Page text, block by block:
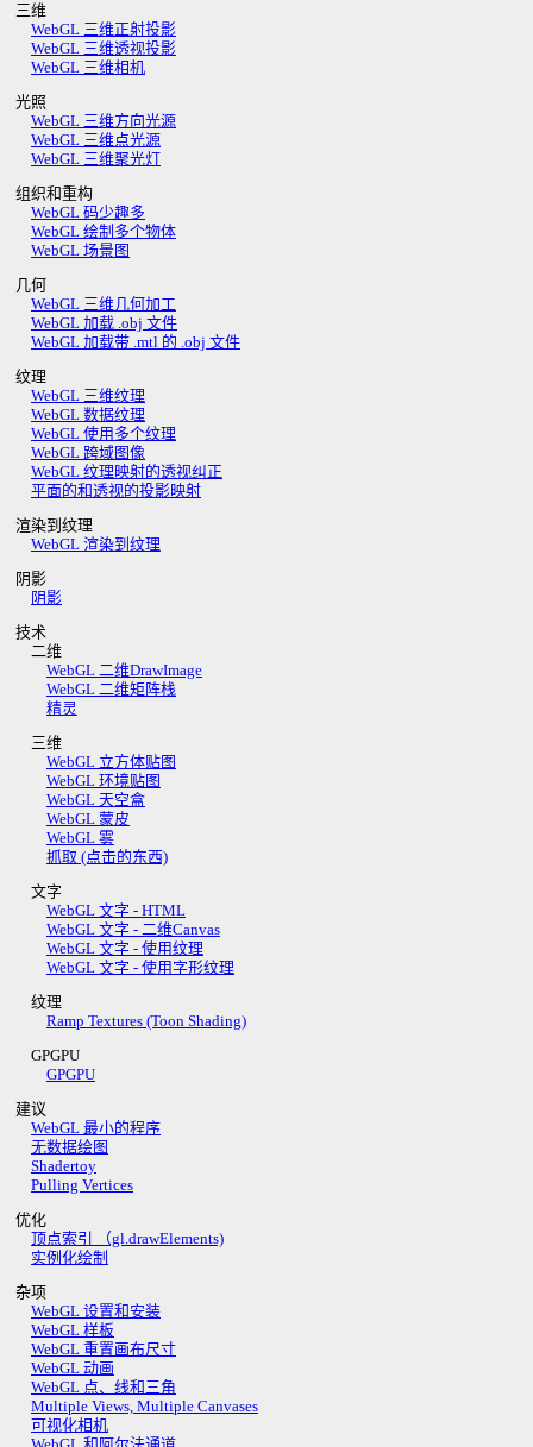
三维
WebGL 三维正射投影
WebGL 三维透视投影
WebGL 三维相机
光照
WebGL 三维方向光源
WebGL 三维点光源
WebGL 三维聚光灯
组织和重构
WebGL 码少趣多
WebGL 绘制多个物体
WebGL 场景图
几何
WebGL 三维几何加工
WebGL 加载 .obj 文件
WebGL 加载带 .mtl 的 .obj 文件
纹理
WebGL 三维纹理
WebGL 数据纹理
WebGL 使用多个纹理
WebGL 跨域图像
WebGL 纹理映射的透视纠正
平面的和透视的投影映射
渲染到纹理
WebGL 渲染到纹理
阴影
阴影
技术
二维
WebGL 二维DrawImage
WebGL 二维矩阵栈
精灵
三维
WebGL 立方体贴图
WebGL 环境贴图
WebGL 天空盒
WebGL 蒙皮
WebGL 雾
抓取 (点击的东西)
文字
WebGL 文字 - HTML
WebGL 文字 - 二维Canvas
WebGL 文字 - 使用纹理
WebGL 文字 - 使用字形纹理
纹理
Ramp Textures (Toon Shading)
GPGPU
GPGPU
建议
WebGL 最小的程序
无数据绘图
Shadertoy
Pulling Vertices
优化
顶点索引 （gl.drawElements)
实例化绘制
杂项
WebGL 设置和安装
WebGL 样板
WebGL 重置画布尺寸
WebGL 动画
WebGL 点、线和三角
Multiple Views, Multiple Canvases
可视化相机